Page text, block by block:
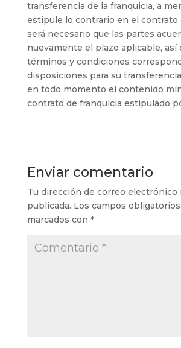
transferencia de la franquicia, a
estipule lo contrario en el contrato
será necesario que las partes
nuevamente el plazo aplicable, así
términos y condiciones
disposiciones para su
en todo momento el contenido
contrato de franquicia estipulado
Enviar comentario
Tu dirección de correo electrónico
publicada. Los campos
marcados con *